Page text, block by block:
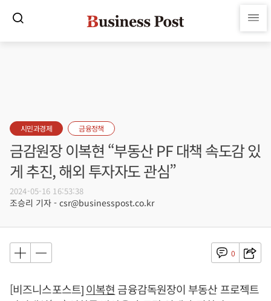
시민과경제 금융정책
금감원장 이복현 “부동산 PF 대책 속도감 있
게 추진, 해외 투자자도 관심”
2024-05-16 16:53:38
조승리 기자 - csr@businesspost.co.kr
0
[비즈니스포스트]이복현 금융감독원장이 부동산 프로젝트